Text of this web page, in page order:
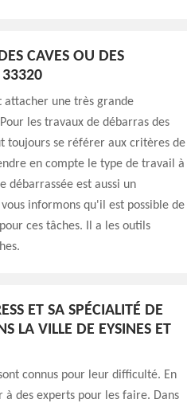
CAVES OU DES
33320
attacher une très grande
les travaux de débarras des
toujours se référer aux critères de
en compte le type de travail à
débarrassée est aussi un
informons qu'il est possible de
ces tâches. Il a les outils
ET SA SPÉCIALITÉ DE
LA VILLE DE EYSINES ET
connus pour leur difficulté. En
des experts pour les faire. Dans